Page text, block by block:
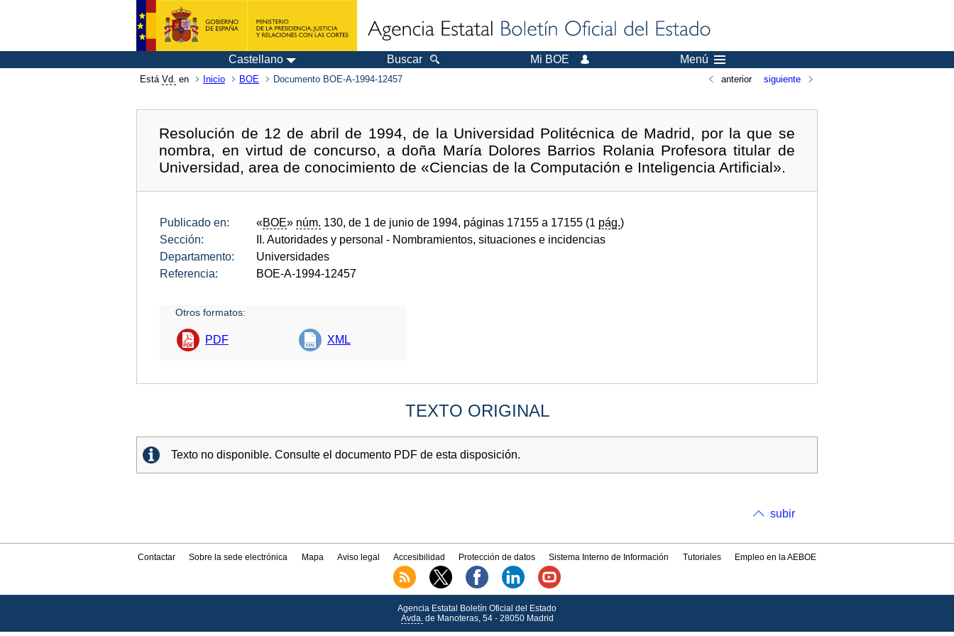
Castellano Buscar Mi BOE Menú
Está Vd. en Inicio BOE Documento BOE-A-1994-12457 anterior siguiente
Resolución de 12 de abril de 1994, de la Universidad Politécnica de Madrid, por la que se
nombra, en virtud de concurso, a doña María Dolores Barrios Rolania Profesora titular de
Universidad, area de conocimiento de «Ciencias de la Computación e Inteligencia Artificial».
Publicado en: «BOE» núm. 130, de 1 de junio de 1994, páginas 17155 a 17155 (1 pág.)
Sección:
II. Autoridades y personal - Nombramientos, situaciones e incidencias
Departamento:
Universidades
Referencia:
BOE-A-1994-12457
Otros formatos:
PDF XML
TEXTO ORIGINAL
Texto no disponible. Consulte el documento PDF de esta disposición.
subir
Contactar Sobre la sede electrónica Mapa Aviso legal Accesibilidad Protección de datos Sistema Interno de Información Tutoriales Empleo en la AEBOE
Agencia Estatal Boletín Oficial del Estado
Avda.de Manoteras, 54 - 28050 Madrid